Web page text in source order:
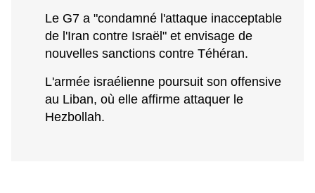
Le G7 a "condamné l'attaque inacceptable
de l'Iran contre Israël" et envisage de
nouvelles sanctions contre Téhéran.
L'armée israélienne poursuit son offensive
au Liban, où elle affirme attaquer le
Hezbollah.